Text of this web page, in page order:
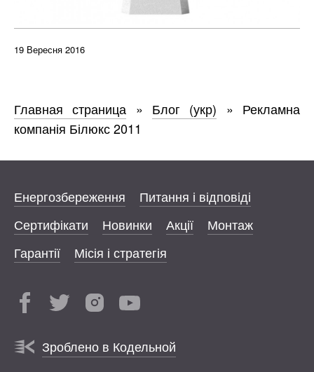
19 Вересня 2016
Главная страница » Блог (укр) » Рекламна
компанія Білюкс 2011
Енергозбереження
Питання і відповіді
Сертифікати
Новинки Акції
Монтаж
Гарантії
Місія і стратегія
Зроблено в Кодельной